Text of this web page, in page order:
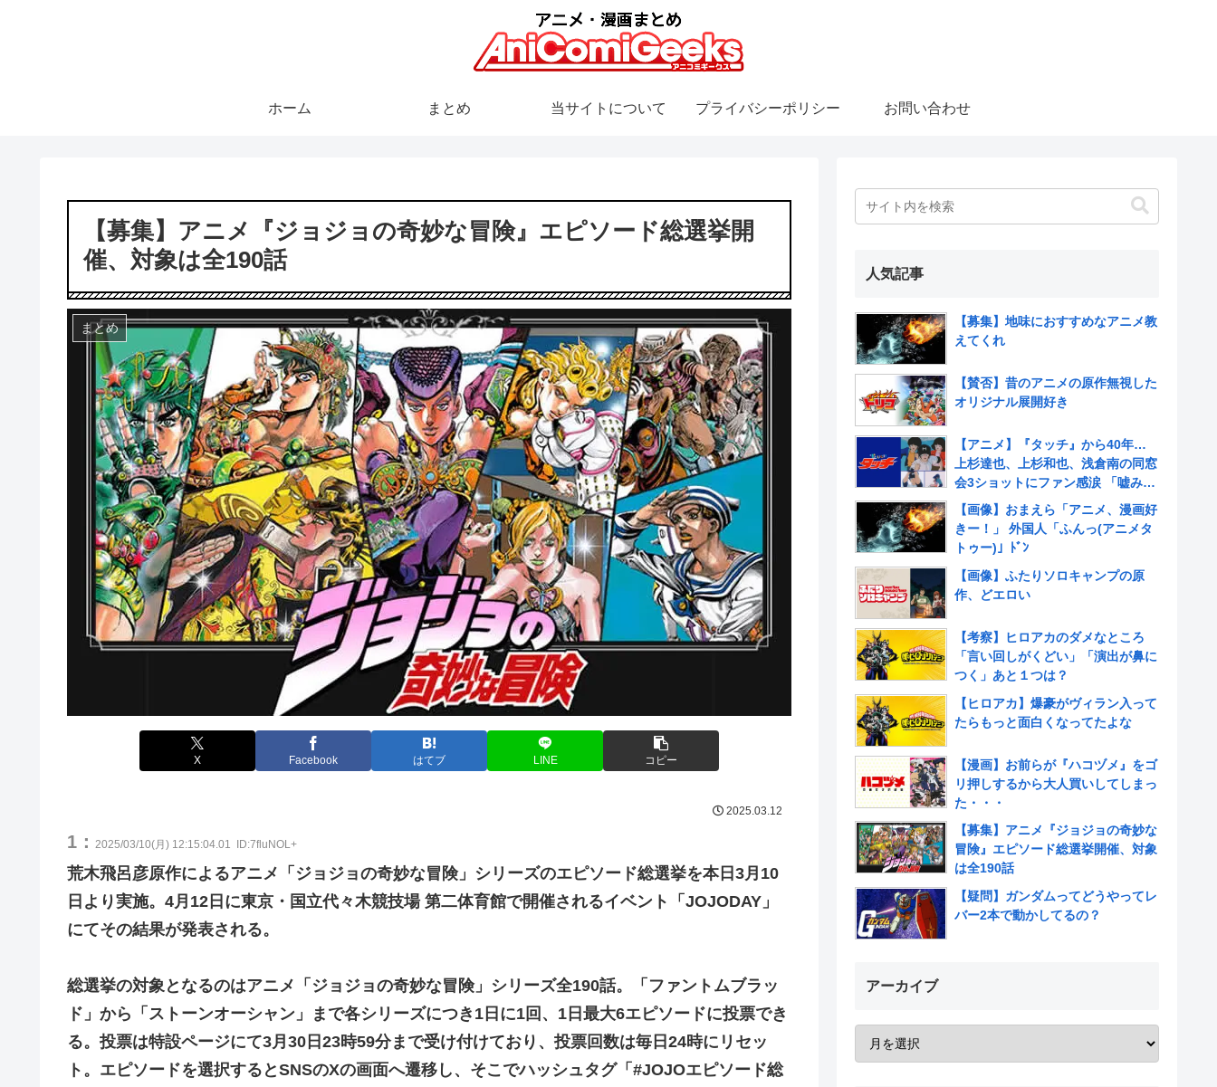
ホーム まとめ 当サイトについて プライバシーポリシー お問い合わせ
【募集】アニメ『ジョジョの奇妙な冒険』エピソード総選挙開
催、対象は全190話
まとめ
X Facebook はてブ LINE コピー
2025.03.12
1： 2025/03/10(月) 12:15:04.01 ID:7fluNOL+
荒木飛呂彦原作によるアニメ「ジョジョの奇妙な冒険」シリーズのエピソード総選挙を本日3月10
日より実施。4月12日に東京・国立代々木競技場 第二体育館で開催されるイベント「JOJODAY」
にてその結果が発表される。
総選挙の対象となるのはアニメ「ジョジョの奇妙な冒険」シリーズ全190話。「ファントムブラッ
ド」から「ストーンオーシャン」まで各シリーズにつき1日に1回、1日最大6エピソードに投票でき
る。投票は特設ページにて3月30日23時59分まで受け付けており、投票回数は毎日24時にリセッ
ト。エピソードを選択するとSNSのXの画面へ遷移し、そこでハッシュタグ「#JOJOエピソード総
人気記事
【募集】地味におすすめなアニメ教
えてくれ
【賛否】昔のアニメの原作無視した
オリジナル展開好き
【アニメ】『タッチ』から40年…
上杉達也、上杉和也、浅倉南の同窓
会3ショットにファン感涙 「嘘みた
いだろ…また三人揃ってるんだぜ」
【画像】おまえら「アニメ、漫画好
きー！」 外国人「ふんっ(アニメタ
トゥー)」ﾄﾞﾝ
【画像】ふたりソロキャンプの原
作、どエロい
【考察】ヒロアカのダメなところ
「言い回しがくどい」「演出が鼻に
つく」あと１つは？
【ヒロアカ】爆豪がヴィラン入って
たらもっと面白くなってたよな
【漫画】お前らが『ハコヅメ』をゴ
リ押しするから大人買いしてしまっ
た・・・
【募集】アニメ『ジョジョの奇妙な
冒険』エピソード総選挙開催、対象
は全190話
【疑問】ガンダムってどうやってレ
バー2本で動かしてるの？
アーカイブ